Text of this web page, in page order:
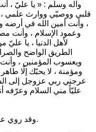
وآله وسلّم : « يا عليّ ،
قلبي ووصيّي ووارث علمي ،
، وأنت أمين الله في أرضه
وعمود الإسلام ، وأنت
لأهل الدنيا ، يا
الطريق الواضح
ويعسوب المؤمنين ،
ومؤمنة ، لا يحبّك إلّا طاهر
عرجني ربي عزوجل إلى
عليّاً مني السلام وعرّفه
وقد روي.